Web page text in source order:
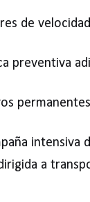
de
preventiva
intensiva
a